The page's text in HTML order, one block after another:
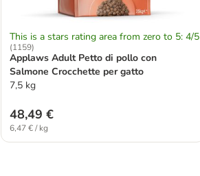
This is a stars rating area from zero to 5: 4/5
(1159)
Applaws Adult Petto di pollo con
Salmone Crocchette per gatto
7,5 kg
48,49 €
6,47 € / kg